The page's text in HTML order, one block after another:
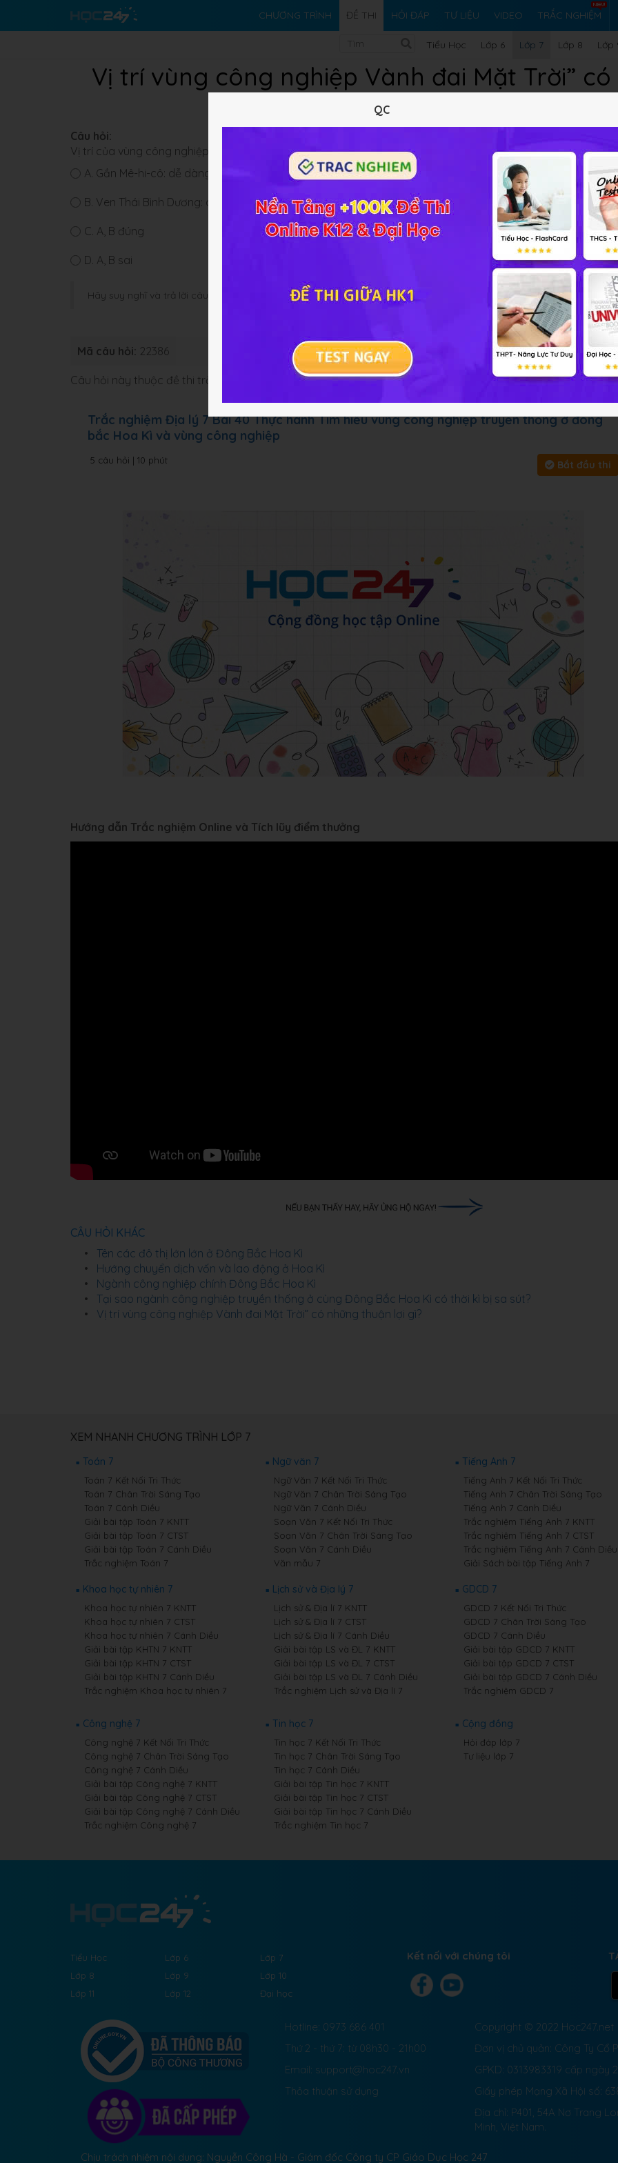
CHƯƠNG TRÌNH ĐỀ THI HỎI ĐÁP TƯ LIỆU VIDEO TRẮC NGHIỆM
Tiểu Học Lớp 6 Lớp 7 Lớp 8 Lớp
Vị trí vùng công nghiệp Vành đai Mặt Trời”
Câu hỏi:
Vị trí của vùng công nghiệp “Vành đai Mặt Trời” có những thuận lợi gì?
A. Gần Mê-hi-cô: dễ dàng nhập nguyên liệu và xuất khẩu hàng hoá sang Mê-hi-cô.
B. Ven Thái Bình Dương: dễ dàng cho việc xuất, nhập khẩu với khu vực châu Á Thái Bình Dương.
C. A, B đúng
D. A, B sai
Hãy suy nghĩ và trả lời câu hỏi trước khi HOC247 cung cấp đáp án và lời giải
Mã câu hỏi: 22386 Loại bài: Bài tập Môn học: Địa
Câu hỏi này thuộc đề thi trắc nghiệm dưới đây, bấm vàoBắt đầu thi để làm toàn bài
Trắc nghiệm Địa lý 7 Bài 40 Thực hành Tìm hiểu vùng công nghiệp truyền thống ở đông
bắc Hoa Kì và vùng công nghiệp
5 câu hỏi | 10 phút Bắt đầu thi
Hướng dẫn Trắc nghiệm Online và Tích lũy điểm thưởng
CÂU HỎI KHÁC
Tên các đô thị lớn lớn ở Đông Bắc Hoa Kì
Hướng chuyển dịch vốn và lao động ở Hoa Kì
Ngành công nghiệp chính Đông Bắc Hoa Kì
Tại sao ngành công nghiệp truyền thống ở cùng Đông Bắc Hoa Kì có thời kì bị sa sút?
Vị trí vùng công nghiệp Vành đai Mặt Trời” có những thuận lợi gì?
XEM NHANH CHƯƠNG TRÌNH LỚP 7
Toán 7
Toán 7 Kết Nối Tri Thức
Toán 7 Chân Trời Sáng Tạo
Toán 7 Cánh Diều
Giải bài tập Toán 7 KNTT
Giải bài tập Toán 7 CTST
Giải bài tập Toán 7 Cánh Diều
Trắc nghiệm Toán 7
Ngữ văn 7
Ngữ Văn 7 Kết Nối Tri Thức
Ngữ Văn 7 Chân Trời Sáng Tạo
Ngữ Văn 7 Cánh Diều
Soạn Văn 7 Kết Nối Tri Thức
Soạn Văn 7 Chân Trời Sáng Tạo
Soạn Văn 7 Cánh Diều
Văn mẫu 7
Tiếng Anh 7
Tiếng Anh 7 Kết Nối Tri Thức
Tiếng Anh 7 Chân Trời Sáng Tạo
Tiếng Anh 7 Cánh Diều
Trắc nghiệm Tiếng Anh 7 KNTT
Trắc nghiệm Tiếng Anh 7 CTST
Trắc nghiệm Tiếng Anh 7 Cánh Diều
Giải Sách bài tập Tiếng Anh 7
Khoa học tự nhiên 7
Khoa học tự nhiên 7 KNTT
Khoa học tự nhiên 7 CTST
Khoa học tự nhiên 7 Cánh Diều
Giải bài tập KHTN 7 KNTT
Giải bài tập KHTN 7 CTST
Giải bài tập KHTN 7 Cánh Diều
Trắc nghiệm Khoa học tự nhiên 7
Lịch sử và Địa lý 7
Lịch sử & Địa lí 7 KNTT
Lịch sử & Địa lí 7 CTST
Lịch sử & Địa lí 7 Cánh Diều
Giải bài tập LS và ĐL 7 KNTT
Giải bài tập LS và ĐL 7 CTST
Giải bài tập LS và ĐL 7 Cánh Diều
Trắc nghiệm Lịch sử và Địa lí 7
GDCD 7
GDCD 7 Kết Nối Tri Thức
GDCD 7 Chân Trời Sáng Tạo
GDCD 7 Cánh Diều
Giải bài tập GDCD 7 KNTT
Giải bài tập GDCD 7 CTST
Giải bài tập GDCD 7 Cánh Diều
Trắc nghiệm GDCD 7
Công nghệ 7
Công nghệ 7 Kết Nối Tri Thức
Công nghệ 7 Chân Trời Sáng Tạo
Công nghệ 7 Cánh Diều
Giải bài tập Công nghệ 7 KNTT
Giải bài tập Công nghệ 7 CTST
Giải bài tập Công nghệ 7 Cánh Diều
Trắc nghiệm Công nghệ 7
Tin học 7
Tin học 7 Kết Nối Tri Thức
Tin học 7 Chân Trời Sáng Tạo
Tin học 7 Cánh Diều
Giải bài tập Tin học 7 KNTT
Giải bài tập Tin học 7 CTST
Giải bài tập Tin học 7 Cánh Diều
Trắc nghiệm Tin học 7
Cộng đồng
Hỏi đáp lớp 7
Tư liệu lớp 7
Tiểu Học Lớp 6
Lớp 7
Lớp 8
Lớp 9
Lớp 10
Lớp 11
Lớp 12 Đại học
Kết nối với chúng tôi
Hotline: 0973 686 401
Thứ 2 - thứ 7: từ 08h30 - 21h00
Email: support@hoc247.vn
Thỏa thuận sử dụng
Copyright © 2022 Hoc247.net
Đơn vị chủ quản: Công Ty Cổ
GPKD: 0313983319 cấp ngày
Giấy phép Mạng Xã Hội số:
Địa chỉ: P401, 54A Nơ Trang
Minh, Việt Nam.
Chịu trách nhiệm nội dung: Nguyễn Công Hà - Giám đốc Công ty CP Giáo Dục Học 247
QC